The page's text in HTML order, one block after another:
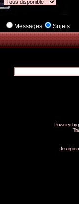
Messages Sujets
Powered by